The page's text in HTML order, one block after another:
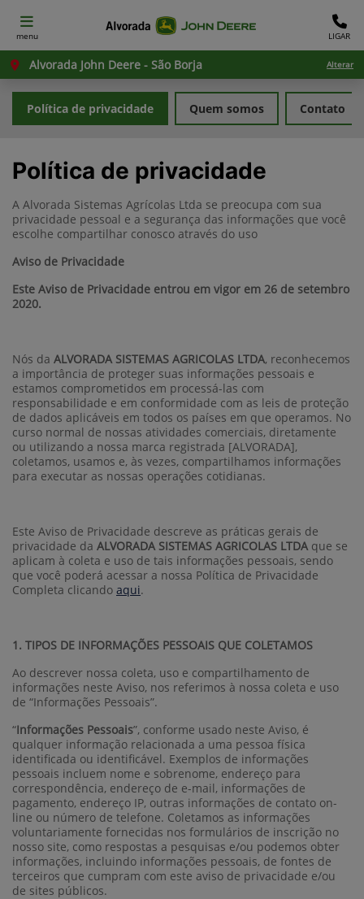
menu LIGAR
Alvorada John Deere - São Borja Alterar
Quem somos Contato
Política de privacidade
Política de privacidade
A Alvorada Sistemas Agrícolas Ltda se preocupa com sua
privacidade pessoal e a segurança das informações que você
escolhe compartilhar conosco através do uso
Aviso de Privacidade
Este Aviso de Privacidade entrou em vigor em 26 de setembro
2020.
Nós da ALVORADA SISTEMAS AGRICOLAS LTDA, reconhecemos
a importância de proteger suas informações pessoais e
estamos comprometidos em processá-las com
responsabilidade e em conformidade com as leis de proteção
de dados aplicáveis em todos os países em que operamos. No
curso normal de nossas atividades comerciais, diretamente
ou utilizando a nossa marca registrada [ALVORADA],
coletamos, usamos e, às vezes, compartilhamos informações
para executar as nossas operações cotidianas.
Este Aviso de Privacidade descreve as práticas gerais de
privacidade da ALVORADA SISTEMAS AGRICOLAS LTDAque se
aplicam à coleta e uso de tais informações pessoais, sendo
que você poderá acessar a nossa Política de Privacidade
Completa clicando aqui.
1. TIPOS DE INFORMAÇÕES PESSOAIS QUE COLETAMOS
Ao descrever nossa coleta, uso e compartilhamento de
informações neste Aviso, nos referimos à nossa coleta e uso
de “Informações Pessoais”.
“Informações Pessoais”, conforme usado neste Aviso, é
qualquer informação relacionada a uma pessoa física
identificada ou identificável. Exemplos de informações
pessoais incluem nome e sobrenome, endereço para
correspondência, endereço de e-mail, informações de
pagamento, endereço IP, outras informações de contato on-
line ou número de telefone. Coletamos as informações
voluntariamente fornecidas nos formulários de inscrição no
nosso site, como respostas a pesquisas e/ou podemos obter
informações, incluindo informações pessoais, de fontes de
terceiros que cumpram com este aviso de privacidade e/ou
de sites públicos.